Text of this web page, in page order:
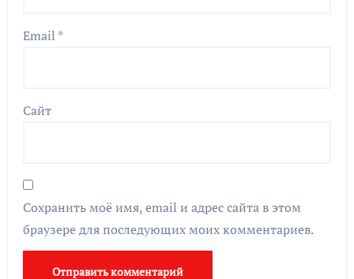
Email *
Сайт
Сохранить моё имя, email и адрес сайта в этом
браузере для последующих моих комментариев.